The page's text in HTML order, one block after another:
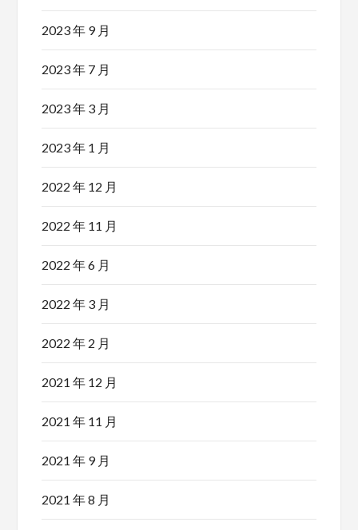
2023 年 9 月
2023 年 7 月
2023 年 3 月
2023 年 1 月
2022 年 12 月
2022 年 11 月
2022 年 6 月
2022 年 3 月
2022 年 2 月
2021 年 12 月
2021 年 11 月
2021 年 9 月
2021 年 8 月